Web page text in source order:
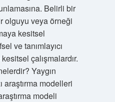
Belirli bir
olguyu veya örneği
kesitsel
ve tanımlayıcı
çalışmalardır.
Yaygın
araştırma modelleri
modeli